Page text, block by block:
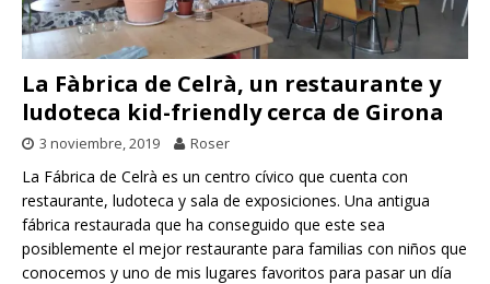
La Fàbrica de Celrà, un restaurante y
ludoteca kid-friendly cerca de Girona
3 noviembre, 2019 Roser
La Fábrica de Celrà es un centro cívico que cuenta con
restaurante, ludoteca y sala de exposiciones. Una antigua
fábrica restaurada que ha conseguido que este sea
posiblemente el mejor restaurante para familias con niños que
conocemos y uno de mis lugares favoritos para pasar un día